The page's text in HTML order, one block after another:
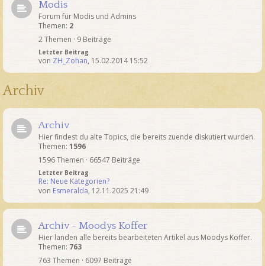
Modis
Forum für Modis und Admins
Themen: 2
2 Themen · 9 Beiträge
Letzter Beitrag
von ZH_Zohan, 15.02.2014 15:52
Archiv
Archiv
Hier findest du alte Topics, die bereits zuende diskutiert wurden.
Themen: 1596
1596 Themen · 66547 Beiträge
Letzter Beitrag
Re: Neue Kategorien?
von Esmeralda, 12.11.2025 21:49
Archiv - Moodys Koffer
Hier landen alle bereits bearbeiteten Artikel aus Moodys Koffer.
Themen: 763
763 Themen · 6097 Beiträge